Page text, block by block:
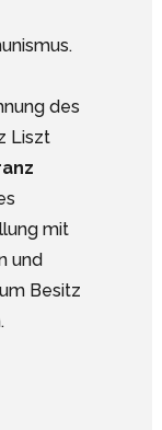
des
Liszt
mit
und
Besitz